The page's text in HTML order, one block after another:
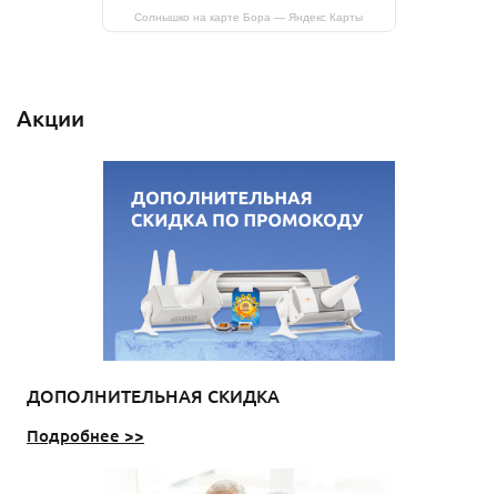
Солнышко на карте Бора — Яндекс Карты
Акции
ДОПОЛНИТЕЛЬНАЯ СКИДКА
Подробнее >>